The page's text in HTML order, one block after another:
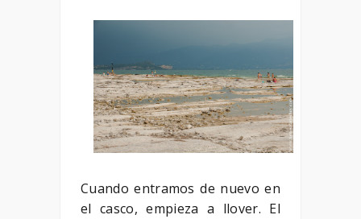
Cuando entramos de nuevo en
el casco, empieza a llover. El